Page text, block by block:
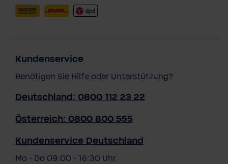
Kundenservice
Benötigen Sie Hilfe oder Unterstützung?
Deutschland: 0800 112 23 22
Österreich: 0800 800 555
Kundenservice Deutschland
Mo - Do 09:00 - 16:30 Uhr